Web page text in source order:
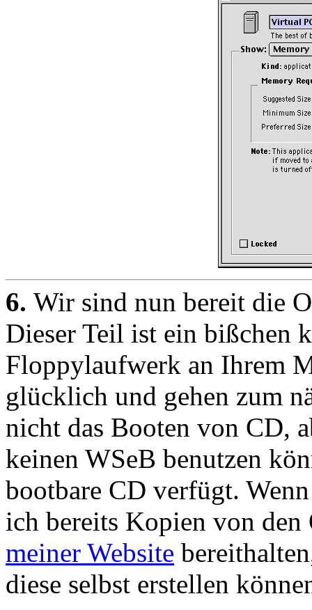
6. Wir sind nun bereit die
Dieser Teil ist ein bißchen
Floppylaufwerk an Ihrem
glücklich und gehen zum
nicht das Booten von CD,
keinen WSeB benutzen
bootbare CD verfügt.
ich bereits Kopien von
meiner Website
diese selbst erstellen